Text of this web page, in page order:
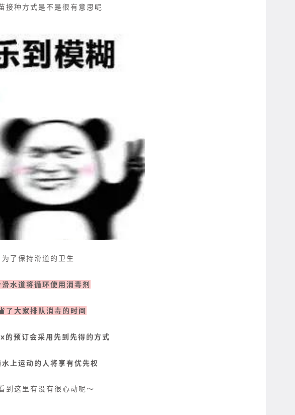
接种方式是不是很有意思呢
为了保持滑道的卫生
滑水道将循环使用消毒剂
了大家排队消毒的时间
预订会采用先到先得的方式
上运动的人将享有优先权
到这里有没有很心动呢～